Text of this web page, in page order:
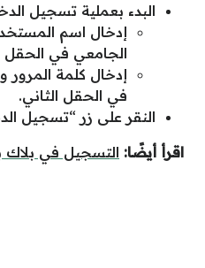
البدء بعملية تسجيل
إدخال اسم
الجامعي في الحقل
إدخال كلمة المرور
في الحقل الثاني.
النقر على زر “تسجيل
اقرأ أيضًا: التسجيل في بلاك